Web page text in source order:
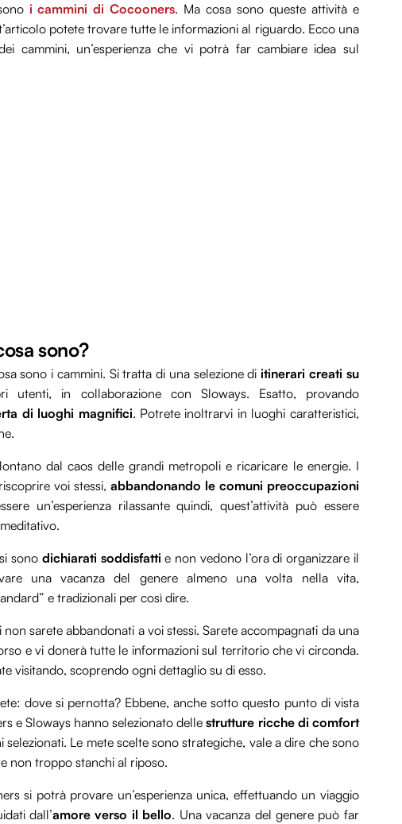
i cammini di Cocooners. Ma cosa sono queste attività e
potete trovare tutte le informazioni al riguardo. Ecco una
cammini, un’esperienza che vi potrà far cambiare idea sul
sono?
sono i cammini. Si tratta di una selezione diitinerari creati su
in collaborazione con Sloways. Esatto, provando
di luoghi magnifici. Potrete inoltrarvi in luoghi caratteristici,
dal caos delle grandi metropoli e ricaricare le energie. I
voi stessi, abbandonando le comuni preoccupazioni
un’esperienza rilassante quindi, quest’attività può essere
sono dichiarati soddisfatti e non vedono l’ora di organizzare il
una vacanza del genere almeno una volta nella vita,
e tradizionali per così dire.
sarete abbandonati a voi stessi. Sarete accompagnati da una
e vi donerà tutte le informazioni sul territorio che vi circonda.
visitando, scoprendo ogni dettaglio su di esso.
dove si pernotta? Ebbene, anche sotto questo punto di vista
e Sloways hanno selezionato dellestrutture ricche di comfort
Le mete scelte sono strategiche, vale a dire che sono
non troppo stanchi al riposo.
si potrà provare un’esperienza unica, effettuando un viaggio
dall’amore verso il bello. Una vacanza del genere può far